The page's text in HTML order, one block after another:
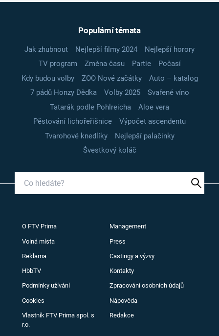
Populární témata
Jak zhubnout Nejlepší filmy 2024
Nejlepší horory
TV program
Změna času Partie
Počasí
Kdy budou volby
ZOO Nové začátky
Auto – katalog
7 pádů Honzy Dědka
Volby 2025
Svařené víno
Tatarák podle Pohlreicha
Aloe vera
Pěstování lichořeřišnice
Výpočet ascendentu
Tvarohové knedlíky
Nejlepší palačinky
Švestkový koláč
O FTV Prima Management
Volná místa Press
Reklama Castingy a výzvy
HbbTV Kontakty
Podmínky užívání Zpracování osobních údajů
Cookies Nápověda
Vlastník FTV Prima spol. s
r.o.
Redakce